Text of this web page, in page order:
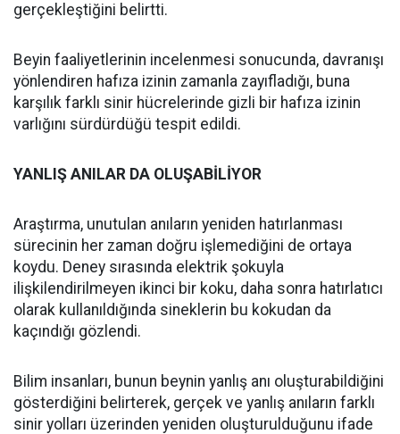
gerçekleştiğini belirtti.
Beyin faaliyetlerinin incelenmesi sonucunda, davranışı
yönlendiren hafıza izinin zamanla zayıfladığı, buna
karşılık farklı sinir hücrelerinde gizli bir hafıza izinin
varlığını sürdürdüğü tespit edildi.
YANLIŞ ANILAR DA OLUŞABİLİYOR
Araştırma, unutulan anıların yeniden hatırlanması
sürecinin her zaman doğru işlemediğini de ortaya
koydu. Deney sırasında elektrik şokuyla
ilişkilendirilmeyen ikinci bir koku, daha sonra hatırlatıcı
olarak kullanıldığında sineklerin bu kokudan da
kaçındığı gözlendi.
Bilim insanları, bunun beynin yanlış anı oluşturabildiğini
gösterdiğini belirterek, gerçek ve yanlış anıların farklı
sinir yolları üzerinden yeniden oluşturulduğunu ifade